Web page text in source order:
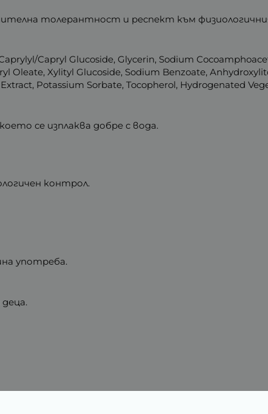
толерантност и респект към
Capryl Glucoside, Glycerin, Sodium
Oleate, Xylityl Glucoside, Sodium Benzoate,
Potassium Sorbate, Tocopherol, Hydrogenated
се изплаква добре с вода.
контрол.
употреба.